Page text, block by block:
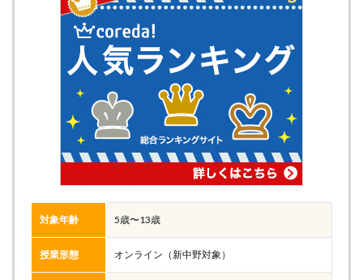
対象年齢 5歳〜13歳
授業形態 オンライン（新中野対象）